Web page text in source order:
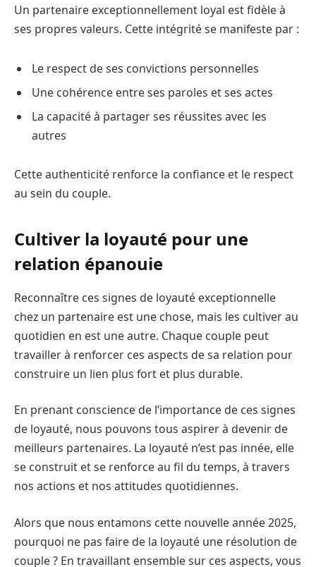
Un partenaire exceptionnellement loyal est fidèle à
ses propres valeurs. Cette intégrité se manifeste par :
Le respect de ses convictions personnelles
Une cohérence entre ses paroles et ses actes
La capacité à partager ses réussites avec les
autres
Cette authenticité renforce la confiance et le respect
au sein du couple.
Cultiver la loyauté pour une
relation épanouie
Reconnaître ces signes de loyauté exceptionnelle
chez un partenaire est une chose, mais les cultiver au
quotidien en est une autre. Chaque couple peut
travailler à renforcer ces aspects de sa relation pour
construire un lien plus fort et plus durable.
En prenant conscience de l’importance de ces signes
de loyauté, nous pouvons tous aspirer à devenir de
meilleurs partenaires. La loyauté n’est pas innée, elle
se construit et se renforce au fil du temps, à travers
nos actions et nos attitudes quotidiennes.
Alors que nous entamons cette nouvelle année 2025,
pourquoi ne pas faire de la loyauté une résolution de
couple ? En travaillant ensemble sur ces aspects, vous